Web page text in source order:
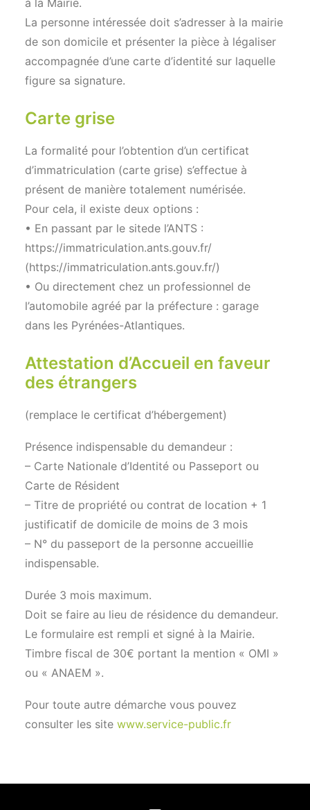
à la Mairie.
La personne intéressée doit s’adresser à la mairie
de son domicile et présenter la pièce à légaliser
accompagnée d’une carte d’identité sur laquelle
figure sa signature.
Carte grise
La formalité pour l’obtention d’un certificat
d’immatriculation (carte grise) s’effectue à
présent de manière totalement numérisée.
Pour cela, il existe deux options :
• En passant par le sitede l’ANTS :
https://immatriculation.ants.gouv.fr/
(https://immatriculation.ants.gouv.fr/)
• Ou directement chez un professionnel de
l’automobile agréé par la préfecture : garage
dans les Pyrénées-Atlantiques.
Attestation d’Accueil en faveur
des étrangers
(remplace le certificat d’hébergement)
Présence indispensable du demandeur :
– Carte Nationale d’Identité ou Passeport ou
Carte de Résident
– Titre de propriété ou contrat de location + 1
justificatif de domicile de moins de 3 mois
– N° du passeport de la personne accueillie
indispensable.
Durée 3 mois maximum.
Doit se faire au lieu de résidence du demandeur.
Le formulaire est rempli et signé à la Mairie.
Timbre fiscal de 30€ portant la mention « OMI »
ou « ANAEM ».
Pour toute autre démarche vous pouvez
consulter les site www.service-public.fr